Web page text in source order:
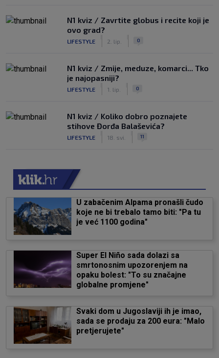
N1 kviz / Zavrtite globus i recite koji je
ovo grad?
LIFESTYLE 2. lip. 0
N1 kviz / Zmije, meduze, komarci... Tko
je najopasniji?
LIFESTYLE 1. lip. 0
N1 kviz / Koliko dobro poznajete
stihove Đorđa Balaševića?
LIFESTYLE 18. svi. 11
U zabačenim Alpama pronašli čudo
koje ne bi trebalo tamo biti: "Pa tu
je već 1100 godina"
Super El Niño sada dolazi sa
smrtonosnim upozorenjem na
opaku bolest: "To su značajne
globalne promjene"
Svaki dom u Jugoslaviji ih je imao,
sada se prodaju za 200 eura: "Malo
pretjerujete"